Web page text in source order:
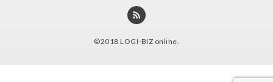
©2018 LOGI-BIZ online